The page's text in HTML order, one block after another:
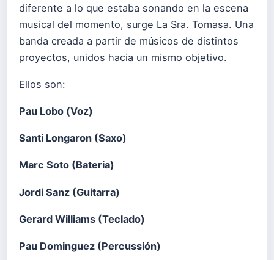
diferente a lo que estaba sonando en la escena
musical del momento, surge La Sra. Tomasa. Una
banda creada a partir de músicos de distintos
proyectos, unidos hacia un mismo objetivo.
Ellos son:
Pau Lobo (Voz)
Santi Longaron (Saxo)
Marc Soto (Bateria)
Jordi Sanz (Guitarra)
Gerard Williams (Teclado)
Pau Dominguez (Percussión)